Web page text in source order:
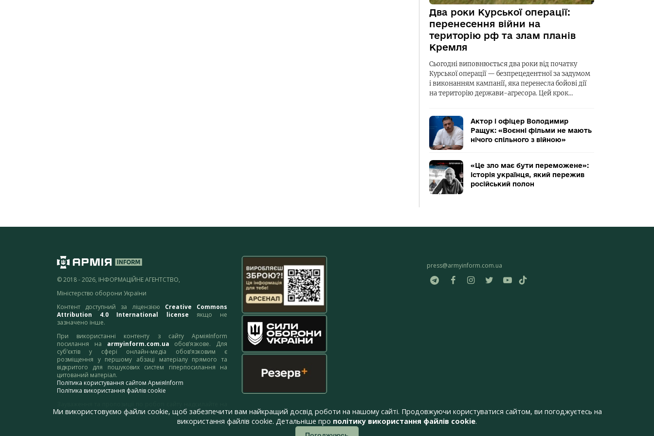
Два роки Курської операції:
перенесення війни на
територію рф та злам планів
Кремля
Сьогодні виповнюється два роки від початку
Курської операції — безпрецедентної за задумом
і виконанням кампанії, яка перенесла бойові дії
на територію держави-агресора. Цей крок…
Актор і офіцер Володимир
Ращук: «Воєнні фільми не мають
нічого спільного з війною»
«Це зло має бути переможене»:
історія українця, який пережив
російський полон
© 2018 - 2026, ІНФОРМАЦІЙНЕ АГЕНТСТВО,
Міністерство оборони України
Контент доступний за ліцензією Creative Commons
Attribution 4.0 International license якщо не
зазначено інше.
При використанні контенту з сайту АрміяInform
посилання на armyinform.com.ua обов’язкове. Для
суб’єктів у сфері онлайн-медіа обов’язковим є
розміщення у першому абзаці матеріалу прямого та
відкритого для пошукових систем гіперпосилання на
цитований матеріал.
Політика користування сайтом АрміяInform
Політика використання файлів cookie
адресу:webmaster@armyinform.com.ua
press@armyinform.com.ua
Ми використовуємо файли cookie, щоб забезпечити вам найкращий досвід роботи на нашому сайті. Продовжуючи користуватися сайтом, ви погоджуєтесь на
використання файлів cookie. Детальніше про політику використання файлів cookie.